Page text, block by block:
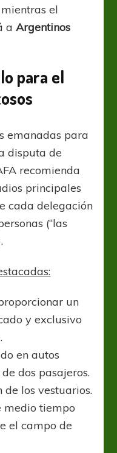
el
aArgentinos
para el
emanadas para
disputa de
recomienda
principales
cada delegación
(“las
un
y exclusivo
en autos
dos pasajeros.
los vestuarios.
medio tiempo
el campo de